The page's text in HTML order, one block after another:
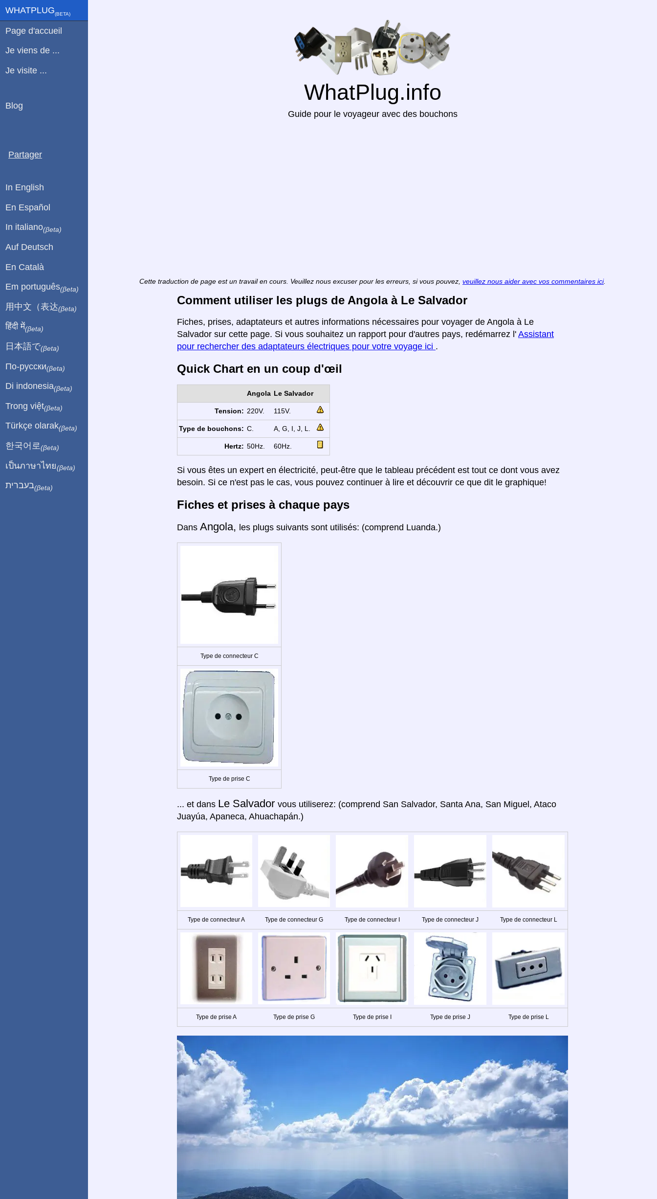
WhatPlug.info
Guide pour le voyageur avec des bouchons
Cette traduction de page est un travail en cours. Veuillez nous excuser pour les erreurs, si vous pouvez, veuillez nous aider avec vos commentaires ici.
Comment utiliser les plugs de Angola à Le Salvador
Fiches, prises, adaptateurs et autres informations nécessaires pour voyager de Angola à Le
Salvador sur cette page. Si vous souhaitez un rapport pour d'autres pays, redémarrez l' Assistant
pour rechercher des adaptateurs électriques pour votre voyage ici .
Quick Chart en un coup d'œil
Angola Le Salvador
Tension: 220V. 115V.
Type de bouchons: C. A, G, I, J, L.
Hertz: 50Hz. 60Hz.
Si vous êtes un expert en électricité, peut-être que le tableau précédent est tout ce dont vous avez
besoin. Si ce n'est pas le cas, vous pouvez continuer à lire et découvrir ce que dit le graphique!
Fiches et prises à chaque pays
Dans Angola, les plugs suivants sont utilisés: (comprend Luanda.)
Type de connecteur C
Type de prise C
... et dans Le Salvador vous utiliserez: (comprend San Salvador, Santa Ana, San Miguel, Ataco
Juayúa, Apaneca, Ahuachapán.)
Type de connecteur A Type de connecteur G Type de connecteur I Type de connecteur J Type de connecteur L
Type de prise A Type de prise G Type de prise I Type de prise J Type de prise L
WHATPLUG(ΒETA)
Page d'accueil
Je viens de ...
Je visite ...
Blog
Partager
In English
En Español
In italiano(βeta)
Auf Deutsch
En Català
Em português(βeta)
用中文（表达(βeta)
हिंदी में(βeta)
日本語で(βeta)
По-русски(βeta)
Di indonesia(βeta)
Trong việt(βeta)
Türkçe olarak(βeta)
한국어로 (βeta)
เป็นภาษาไทย(βeta)
בעברית(βeta)